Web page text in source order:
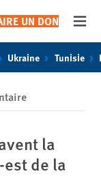
UN DON
Ukraine Tunisie
la
de la